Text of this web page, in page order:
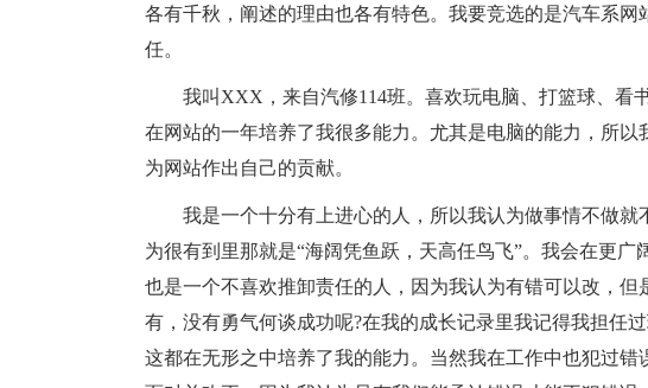
各有千秋，阐述的理由也各有特色。我要竞选的是汽车系
任。
我叫XXX，来自汽修114班。喜欢玩电脑、打篮球、看
在网站的一年培养了我很多能力。尤其是电脑的能力，所
为网站作出自己的贡献。
我是一个十分有上进心的人，所以我认为做事情不做
为很有到里那就是“海阔凭鱼跃，天高任鸟飞”。我会在更
也是一个不喜欢推卸责任的人，因为我认为有错可以改，
有，没有勇气何谈成功呢?在我的成长记录里我记得我担任
这都在无形之中培养了我的能力。当然我在工作中也犯过